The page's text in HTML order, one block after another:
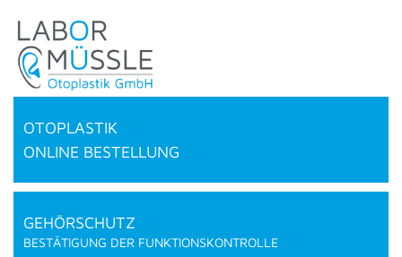
OTOPLASTIK
ONLINE BESTELLUNG
GEHÖRSCHUTZ
BESTÄTIGUNG DER FUNKTIONSKONTROLLE